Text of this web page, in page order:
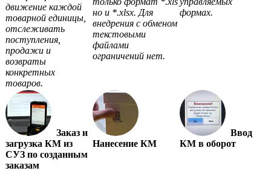
движение каждой
товарной единицы,
отслеживать
поступления,
продажи и
возвраты
конкретных
товаров.
но и *.xlsx. Для
внедрения с обменом
текстовыми
файлами
ограничений нет.
формах.
Заказ и
загрузка КМ из
СУЗ по созданным
заказам
Нанесение КМ
Ввод
КМ в оборот